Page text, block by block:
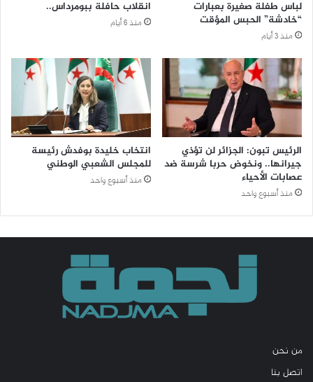
لباس طفلة صغيرة بعبارات
“خادشة” الحبس المؤقت
منذ 3 أيام
انقلاب حافلة ببومرداس..
منذ 6 أيام
الرئيس تبون: الجزائر لن تؤذي
جيرانها.. ونخوض حربا شرسة ضد
عصابات الأحياء
منذ أسبوع واحد
انتخاب خليدة بوفدش رئيسة
للمجلس الشعبي الوطني
منذ أسبوع واحد
من نحن
اتصل بنا